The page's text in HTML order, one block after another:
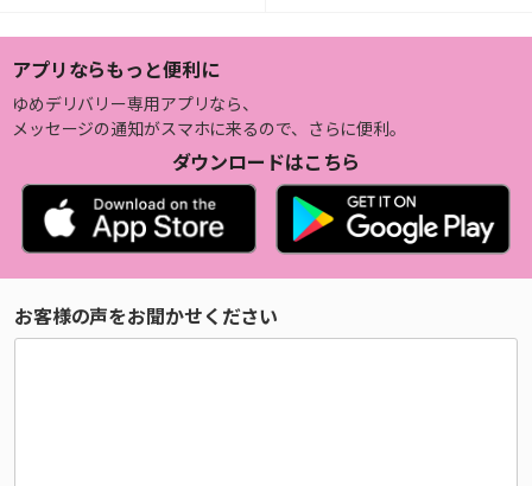
アプリならもっと便利に
ゆめデリバリー専用アプリなら、
メッセージの通知がスマホに来るので、さらに便利。
ダウンロードはこちら
お客様の声をお聞かせください